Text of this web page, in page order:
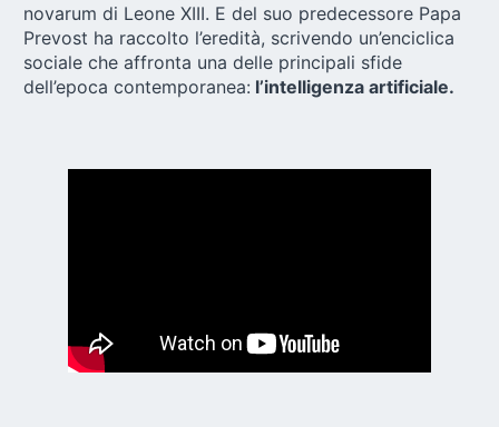
novarum di Leone XIII. E del suo predecessore Papa
Prevost ha raccolto l’eredità, scrivendo un’enciclica
sociale che affronta una delle principali sfide
dell’epoca contemporanea: l’intelligenza artificiale.